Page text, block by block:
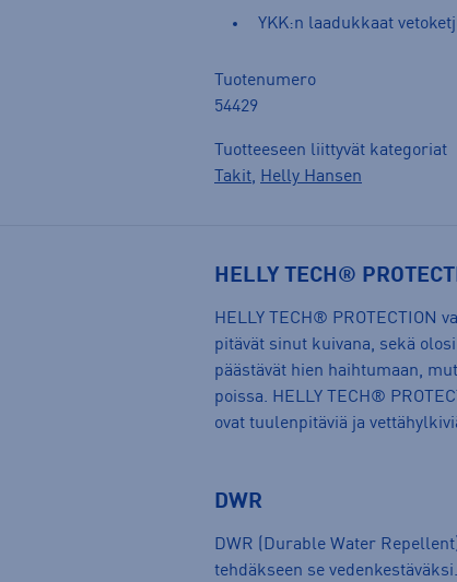
YKK:n laadukkaat
Tuotenumero
54429
Tuotteeseen liittyvät kategoriat
Takit, Helly Hansen
HELLY TECH®
HELLY TECH® PROTECTION
pitävät sinut kuivana, sekä
päästävät hien haihtumaan,
poissa. HELLY TECH®
ovat tuulenpitäviä ja
DWR
DWR (Durable Water
tehdäkseen se